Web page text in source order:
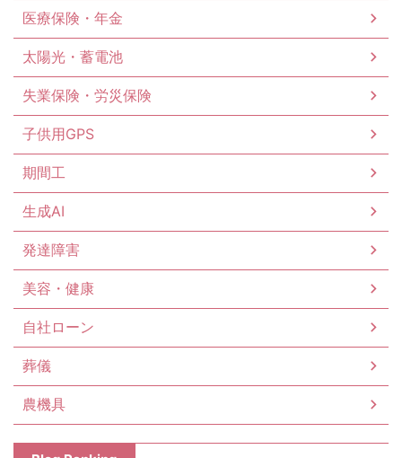
医療保険・年金
太陽光・蓄電池
失業保険・労災保険
子供用GPS
期間工
生成AI
発達障害
美容・健康
自社ローン
葬儀
農機具